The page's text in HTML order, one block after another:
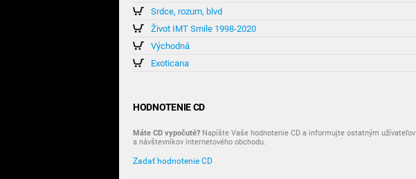
Srdce, rozum, blvd
Život IMT Smile 1998-2020
Východná
Exoticana
HODNOTENIE CD
Máte CD vypočuté? Napíšte Vaše hodnotenie CD a informujte ostatným užívateľov
a návštevníkov internetového obchodu.
Zadať hodnotenie CD